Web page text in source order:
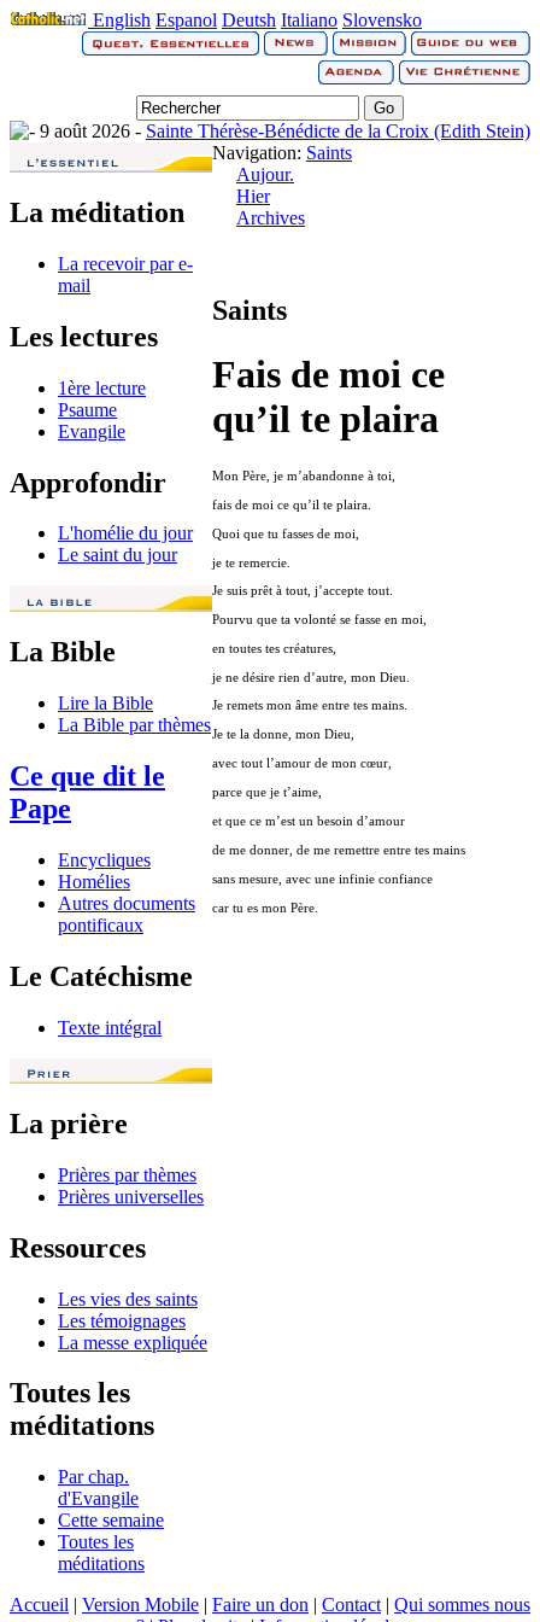
English Espanol Deutsh Italiano Slovensko
9 août 2026 - Sainte Thérèse-Bénédicte de la Croix (Edith Stein)
La méditation
La recevoir par e-
mail
Les lectures
1ère lecture
Psaume
Evangile
Approfondir
L'homélie du jour
Le saint du jour
La Bible
Lire la Bible
La Bible par thèmes
Ce que dit le
Pape
Encycliques
Homélies
Autres documents
pontificaux
Le Catéchisme
Texte intégral
La prière
Prières par thèmes
Prières universelles
Ressources
Les vies des saints
Les témoignages
La messe expliquée
Toutes les
méditations
Par chap.
d'Evangile
Cette semaine
Toutes les
méditations
Navigation: Saints
Aujour.
Hier
Archives
Saints
Fais de moi ce
qu’il te plaira
Mon Père, je m’abandonne à toi,
fais de moi ce qu’il te plaira.
Quoi que tu fasses de moi,
je te remercie.
Je suis prêt à tout, j’accepte tout.
Pourvu que ta volonté se fasse en moi,
en toutes tes créatures,
je ne désire rien d’autre, mon Dieu.
Je remets mon âme entre tes mains.
Je te la donne, mon Dieu,
avec tout l’amour de mon cœur,
parce que je t’aime,
et que ce m’est un besoin d’amour
de me donner, de me remettre entre tes mains
sans mesure, avec une infinie confiance
car tu es mon Père.
Accueil | Version Mobile | Faire un don | Contact | Qui sommes nous